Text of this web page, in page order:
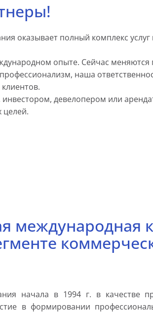
оказывает полный комплекс
опыте. Сейчас
наша
девелопером или
целей.
международная
начала в 1994 г. в качестве
в формировании